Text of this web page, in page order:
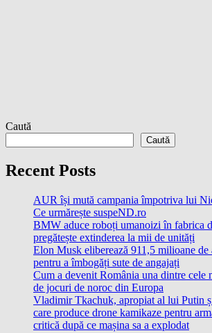
Caută
Caută
Recent Posts
AUR își mută campania împotriva lui
Ce urmărește suspeND.ro
BMW aduce roboți umanoizi în fabrica
pregătește extinderea la mii de unități
Elon Musk eliberează 911,5 milioane de
pentru a îmbogăți sute de angajați
Cum a devenit România una dintre cele
de jocuri de noroc din Europa
Vladimir Tkachuk, apropiat al lui Putin
care produce drone kamikaze pentru
critică după ce mașina sa a explodat